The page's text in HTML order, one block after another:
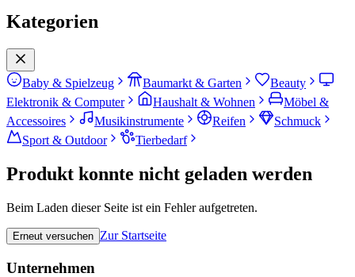
Kategorien
Baby & Spielzeug Baumarkt & Garten
Beauty
Elektronik & Computer
Haushalt & Wohnen
Möbel &
Accessoires
Musikinstrumente Reifen
Schmuck
Sport & Outdoor
Tierbedarf
Produkt konnte nicht geladen werden
Beim Laden dieser Seite ist ein Fehler aufgetreten.
Erneut versuchen Zur Startseite
Unternehmen